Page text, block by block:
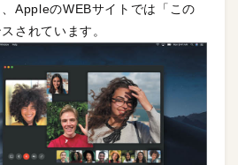
AppleのWEBサイトでは「この
されています。